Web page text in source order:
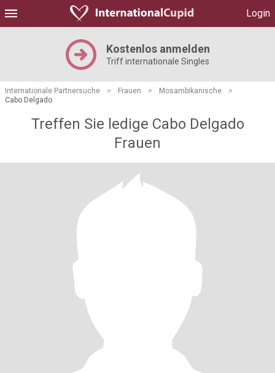
Login
Kostenlos anmelden
Triff internationale Singles
Internationale Partnersuche > Frauen > Mosambikanische
>
Cabo Delgado
Treffen Sie ledige Cabo Delgado
Frauen